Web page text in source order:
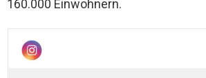
160.000 Einwohnern.